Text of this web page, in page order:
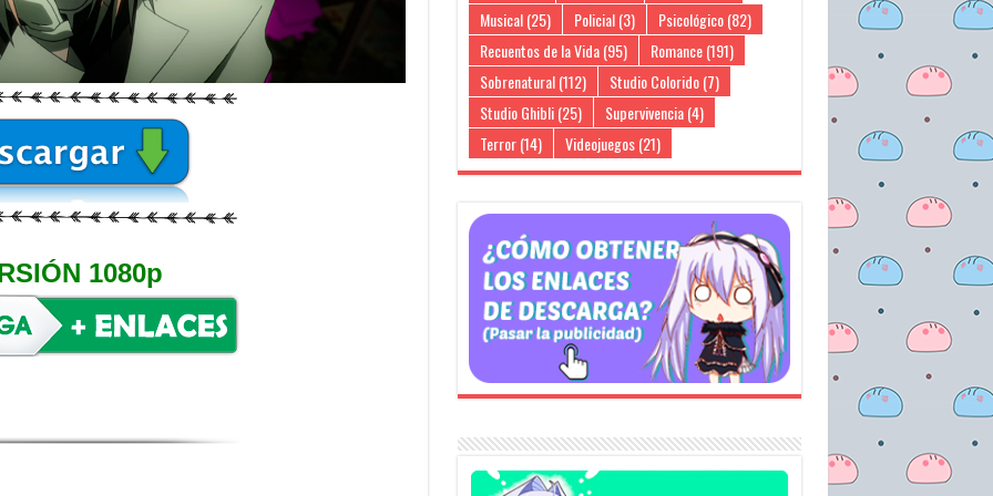
1080p
Musical(25) Policial(3) Psicológico(82)
Recuentos de la Vida(95) Romance(191)
Sobrenatural(112) Studio Colorido(7)
Studio Ghibli(25) Supervivencia(4)
Terror(14) Videojuegos(21)